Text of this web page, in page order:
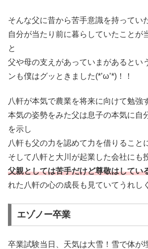
そんな父に昔から苦手意識を持ってい
自分が当たり前に暮らしていたことが
と
父や母の支えがあっていまがあるとい
ンも僕はグッときました(*’ω’*)！！
八軒が本気で農業を将来に向けて勉強
本気の姿勢をみた父は息子の本気に自
を示し
八軒も父の力を認めて力を借りること
そして八軒と大川が起業した会社にも
父親としては苦手だけど尊敬はしてい
れた八軒の心の成長も見ていてうれし
エゾノー卒業
卒業試験当日、天気は大雪！雪で体が